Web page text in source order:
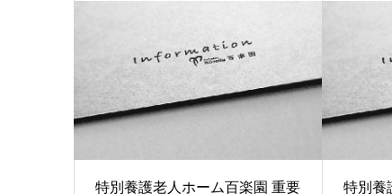
特別養護老人ホーム百楽園 重要
特別養